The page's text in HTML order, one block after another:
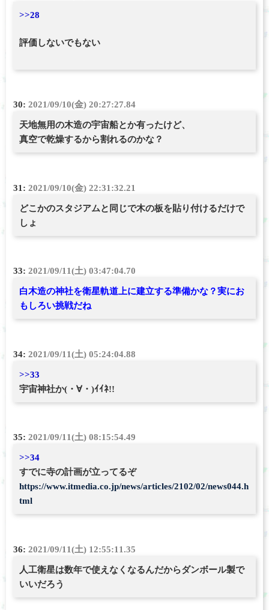
>>28
評価しないでもない
30: 2021/09/10(金) 20:27:27.84
天地無用の木造の宇宙船とか有ったけど、
真空で乾燥するから割れるのかな？
31: 2021/09/10(金) 22:31:32.21
どこかのスタジアムと同じで木の板を貼り付けるだけで
しょ
33: 2021/09/11(土) 03:47:04.70
白木造の神社を衛星軌道上に建立する準備かな？実にお
もしろい挑戦だね
34: 2021/09/11(土) 05:24:04.88
>>33
宇宙神社か(・∀・)ｲｲﾈ!!
35: 2021/09/11(土) 08:15:54.49
>>34
すでに寺の計画が立ってるぞ
https://www.itmedia.co.jp/news/articles/2102/02/news044.h
tml
36: 2021/09/11(土) 12:55:11.35
人工衛星は数年で使えなくなるんだからダンボール製で
いいだろう